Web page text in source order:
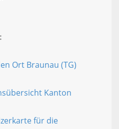
Ort Braunau (TG)
Kanton
für die